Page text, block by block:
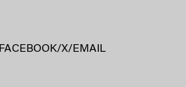
FACEBOOK/X/ EMAIL